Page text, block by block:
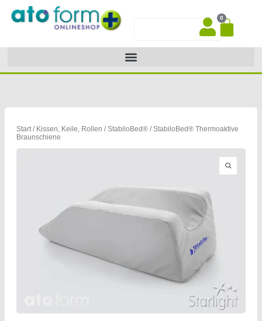
Inhalt
0
Start/ Kissen, Keile, Rollen /StabiloBed®/ StabiloBed® Thermoaktive
Braunschiene